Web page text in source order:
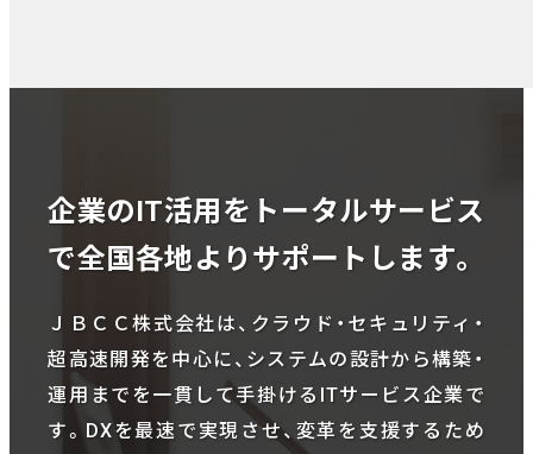
企業のIT活用をトータルサービス
で全国各地よりサポートします。
ＪＢＣＣ株式会社は、クラウド・セキュリティ・
超高速開発を中心に、システムの設計から構築・
運用までを一貫して手掛けるITサービス企業で
す。DXを最速で実現させ、変革を支援するため